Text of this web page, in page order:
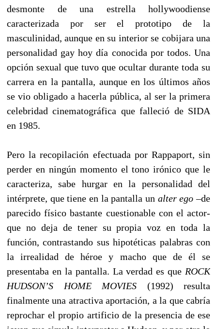
desmonte de una estrella hollywoodiense
caracterizada por ser el prototipo de la
masculinidad, aunque en su interior se cobijara una
personalidad gay hoy día conocida por todos. Una
opción sexual que tuvo que ocultar durante toda su
carrera en la pantalla, aunque en los últimos años
se vio obligado a hacerla pública, al ser la primera
celebridad cinematográfica que falleció de SIDA
en 1985.
Pero la recopilación efectuada por Rappaport, sin
perder en ningún momento el tono irónico que le
caracteriza, sabe hurgar en la personalidad del
intérprete, que tiene en la pantalla un alter ego –de
parecido físico bastante cuestionable con el actor-
que no deja de tener su propia voz en toda la
función, contrastando sus hipotéticas palabras con
la irrealidad de héroe y macho que de él se
presentaba en la pantalla. La verdad es que ROCK
HUDSON’S HOME MOVIES (1992) resulta
finalmente una atractiva aportación, a la que cabría
reprochar el propio artificio de la presencia de ese